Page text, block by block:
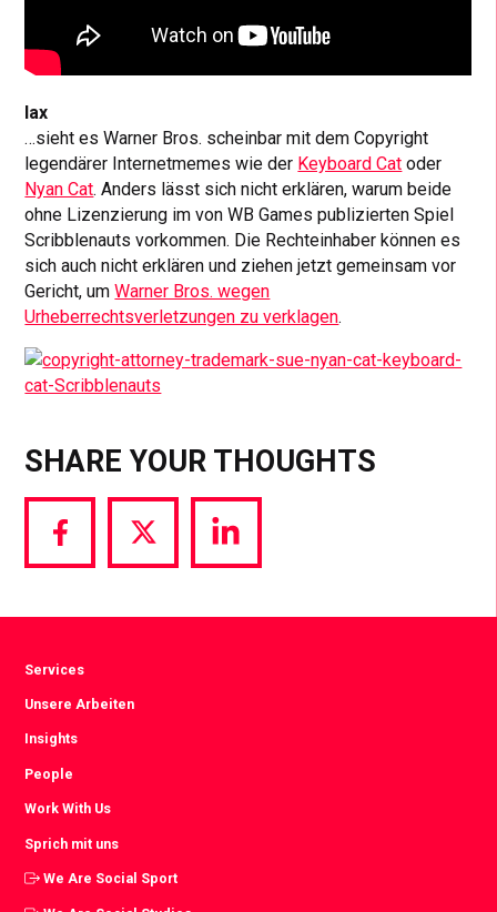
lax
…sieht es Warner Bros. scheinbar mit dem Copyright
legendärer Internetmemes wie der Keyboard Cat oder
Nyan Cat. Anders lässt sich nicht erklären, warum beide
ohne Lizenzierung im von WB Games publizierten Spiel
Scribblenauts vorkommen. Die Rechteinhaber können es
sich auch nicht erklären und ziehen jetzt gemeinsam vor
Gericht, umWarner Bros. wegen
Urheberrechtsverletzungen zu verklagen.
SHARE YOUR THOUGHTS
Share
via
Share
via
Share
via
Services
Unsere Arbeiten
Insights
People
Work With Us
Sprich mit uns
We Are Social Sport